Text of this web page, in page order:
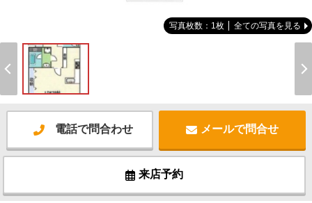
写真枚数：1枚 全ての写真を見る
電話で問合わせ メールで問合せ
来店予約